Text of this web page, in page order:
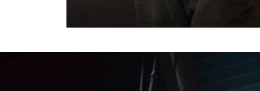
Découvre l'histoire de Laurens